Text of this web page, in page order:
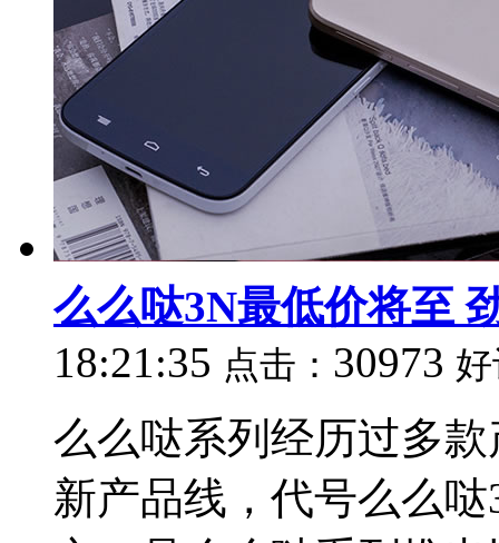
么么哒3N最低价将至
18:21:35 点击： 30973
么么哒系列经历过多
新产品线，代号么么